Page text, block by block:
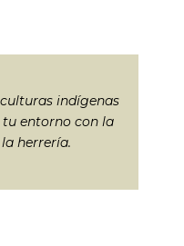
indígenas
entorno con la
herrería.